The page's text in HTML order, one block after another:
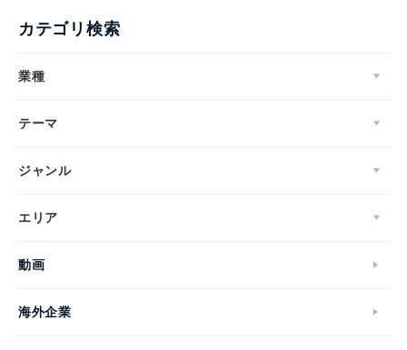
カテゴリ検索
業種
テーマ
ジャンル
エリア
動画
海外企業